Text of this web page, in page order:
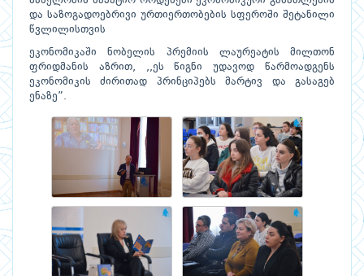
და საზოგადოებრივი ურთიერთობების სფეროში შეტანილი
წვლილისთვის
ეკონომიკაში ნობელის პრემიის ლაურეატის მილთონ
ფრიდმანის აზრით, ,,ეს წიგნი უდავოდ წარმოადგენს
ეკონომიკის ძირითად პრინციპებს მარტივ და გასაგებ
ენაზე”.